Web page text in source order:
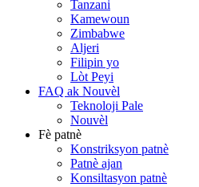
Tanzani
Kamewoun
Zimbabwe
Aljeri
Filipin yo
Lòt Peyi
FAQ ak Nouvèl
Teknoloji Pale
Nouvèl
Fè patnè
Konstriksyon patnè
Patnè ajan
Konsiltasyon patnè